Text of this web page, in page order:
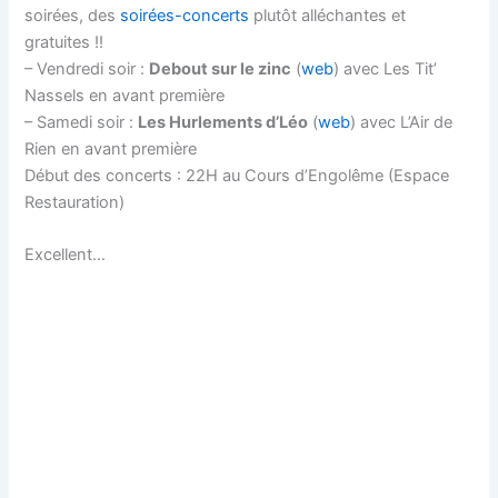
soirées, des soirées-concerts plutôt alléchantes et
gratuites !!
– Vendredi soir : Debout sur le zinc (web) avec Les Tit’
Nassels en avant première
– Samedi soir : Les Hurlements d’Léo (web) avec L’Air de
Rien en avant première
Début des concerts : 22H au Cours d’Engolême (Espace
Restauration)
Excellent…